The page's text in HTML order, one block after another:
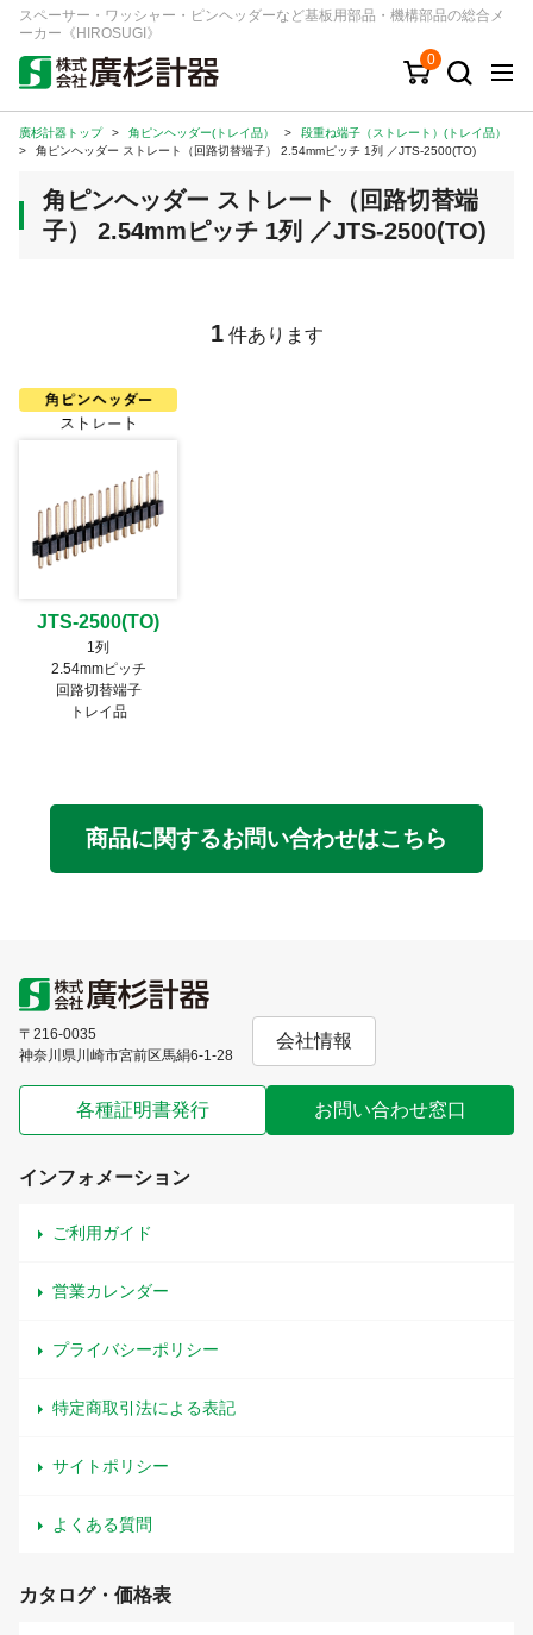
スペーサー・ワッシャー・ピンヘッダーなど基板用部品・機構部品の総合メ
ーカー《HIROSUGI》
0
キーワード 品番/シリーズ
商品カテゴリから探す
ジャンルから探す
注文・見積りについて
ご利用ガイド
お問い合わせ窓口
会社情報
廣杉計器トップ > 角ピンヘッダー(トレイ品） >
段重ね端子（ストレート）(トレイ品）
>
角ピンヘッダー ストレート（回路切替端子） 2.54mmピッチ 1列 ／JTS-2500(TO)
角ピンヘッダー ストレート（回路切替端
子） 2.54mmピッチ 1列 ／JTS-2500(TO)
1 件あります
JTS-2500(TO)
1列
2.54mmピッチ
回路切替端子
トレイ品
商品に関するお問い合わせはこちら
〒216-0035
神奈川県川崎市宮前区馬絹6-1-28
会社情報
各種証明書発行 お問い合わせ窓口
インフォメーション
ご利用ガイド
営業カレンダー
プライバシーポリシー
特定商取引法による表記
サイトポリシー
よくある質問
カタログ・価格表